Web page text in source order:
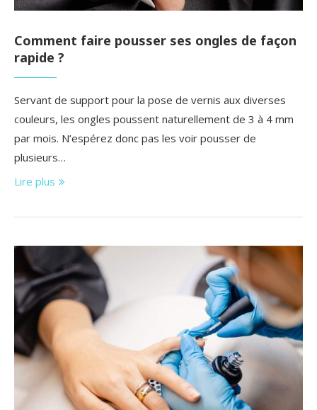
Comment faire pousser ses ongles de façon
rapide ?
Servant de support pour la pose de vernis aux diverses
couleurs, les ongles poussent naturellement de 3 à 4 mm
par mois. N’espérez donc pas les voir pousser de
plusieurs…
Lire plus